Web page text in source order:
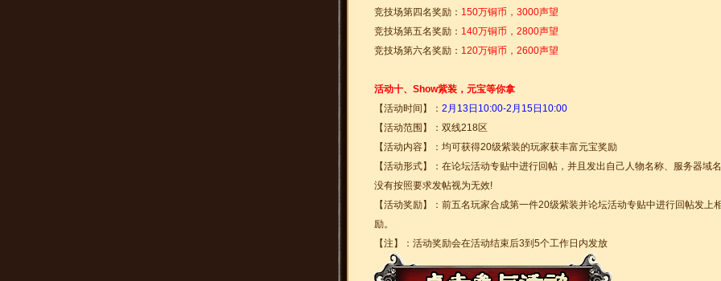
竞技场第四名奖励： 150万铜币，3000声望
竞技场第五名奖励： 140万铜币，2800声望
竞技场第六名奖励： 120万铜币，2600声望
活动十、Show紫装，元宝等你拿
【活动时间】： 2 月13日10:00-2月15日10:00
【活动范围】：双线218区
【活动内容】：均可获得20级紫装的玩家获丰富元宝奖励
【活动形式】：在论坛活动专贴中进行回帖，并且发出自己人物名称、服务器域
没有按照要求发帖视为无效!
【活动奖励】：前五名玩家合成第一件20级紫装并论坛活动专贴中进行回帖发
励。
【注】：活动奖励会在活动结束后3到5个工作日内发放